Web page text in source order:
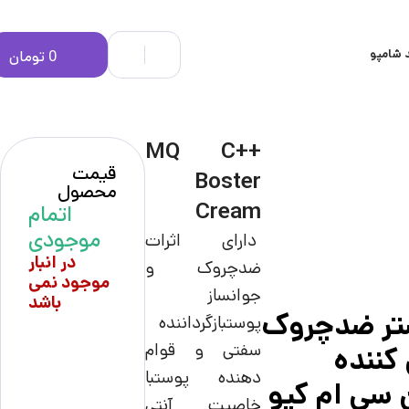
شامپو 0 تومان
ضدچروک
سی ام کیو
MQ C++
Boster
Cream
دارای اثرات
ضدچروک و
جوانساز
پوستبازگرداننده
سفتی و قوام
دهنده پوستبا
قیمت
محصول
اتمام
موجودی
در انبار
موجود نمی
باشد